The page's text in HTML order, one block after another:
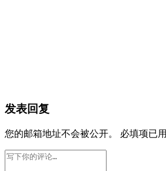
发表回复
您的邮箱地址不会被公开。 必填项已用